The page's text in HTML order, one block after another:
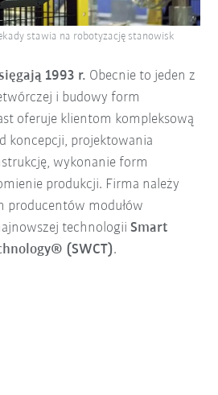
1993 r. Obecnie to jeden z
i budowy form
oferuje klientom kompleksową
koncepcji, projektowania
wykonanie form
produkcji. Firma należy
producentów modułów
technologiiSmart
(SWCT).
stawia na robotyzację stanowisk